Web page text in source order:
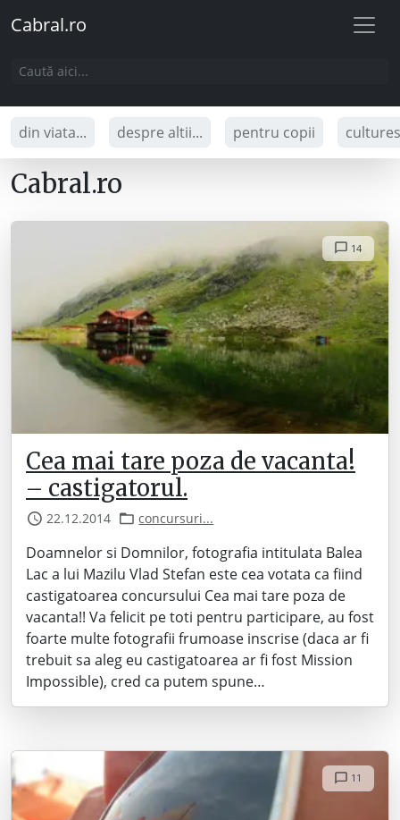
Cabral.ro
din viata... despre altii... pentru copii
Cabral.ro
14
Cea mai tare poza de vacanta!
– castigatorul.
22.12.2014 concursuri...
Doamnelor si Domnilor, fotografia intitulata Balea
Lac a lui Mazilu Vlad Stefan este cea votata ca fiind
castigatoarea concursului Cea mai tare poza de
vacanta!! Va felicit pe toti pentru participare, au fost
foarte multe fotografii frumoase inscrise (daca ar fi
trebuit sa aleg eu castigatoarea ar fi fost Mission
Impossible), cred ca putem spune…
11